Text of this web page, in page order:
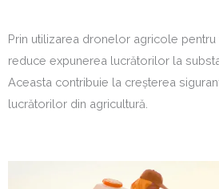
Prin utilizarea dronelor agricole
reduce expunerea lucrătorilor la
Aceasta contribuie la creșterea
lucrătorilor din agricultură.